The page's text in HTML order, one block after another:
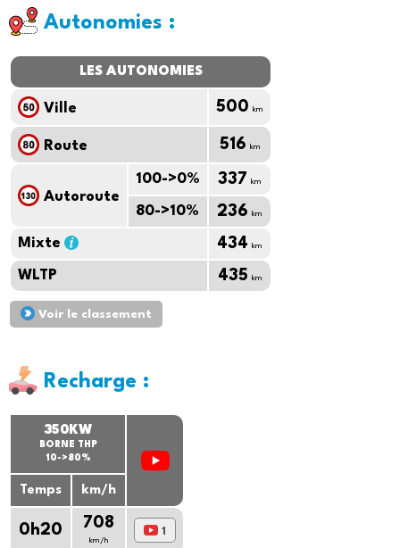
Autonomies :
LES AUTONOMIES
Ville 500 km
Route 516 km
Autoroute
100->0% 337 km
80->10% 236 km
Mixte 434 km
WLTP 435 km
Voir le classement
Recharge :
350KW
BORNE THP
10->80%
Temps km/h
0h20 708
km/h
1